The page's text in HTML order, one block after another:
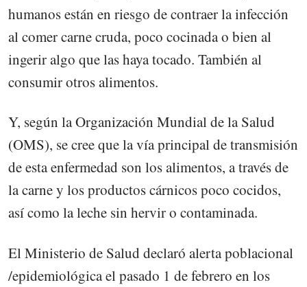
humanos están en riesgo de contraer la infección
al comer carne cruda, poco cocinada o bien al
ingerir algo que las haya tocado. También al
consumir otros alimentos.
Y, según la Organización Mundial de la Salud
(OMS), se cree que la vía principal de transmisión
de esta enfermedad son los alimentos, a través de
la carne y los productos cárnicos poco cocidos,
así como la leche sin hervir o contaminada.
El Ministerio de Salud declaró alerta poblacional
/epidemiológica el pasado 1 de febrero en los